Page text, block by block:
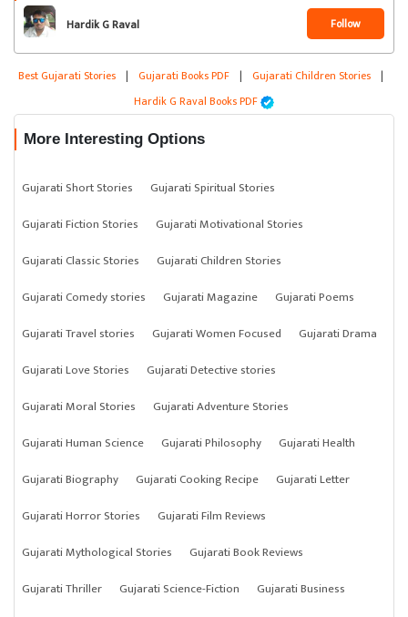
Hardik G Raval Follow
Best Gujarati Stories | Gujarati Books PDF | Gujarati Children Stories |
Hardik G Raval Books PDF
More Interesting Options
Gujarati Short Stories
Gujarati Spiritual Stories
Gujarati Fiction Stories
Gujarati Motivational Stories
Gujarati Classic Stories
Gujarati Children Stories
Gujarati Comedy stories
Gujarati Magazine
Gujarati Poems
Gujarati Travel stories
Gujarati Women Focused
Gujarati Drama
Gujarati Love Stories
Gujarati Detective stories
Gujarati Moral Stories
Gujarati Adventure Stories
Gujarati Human Science
Gujarati Philosophy
Gujarati Health
Gujarati Biography
Gujarati Cooking Recipe
Gujarati Letter
Gujarati Horror Stories
Gujarati Film Reviews
Gujarati Mythological Stories
Gujarati Book Reviews
Gujarati Thriller
Gujarati Science-Fiction
Gujarati Business